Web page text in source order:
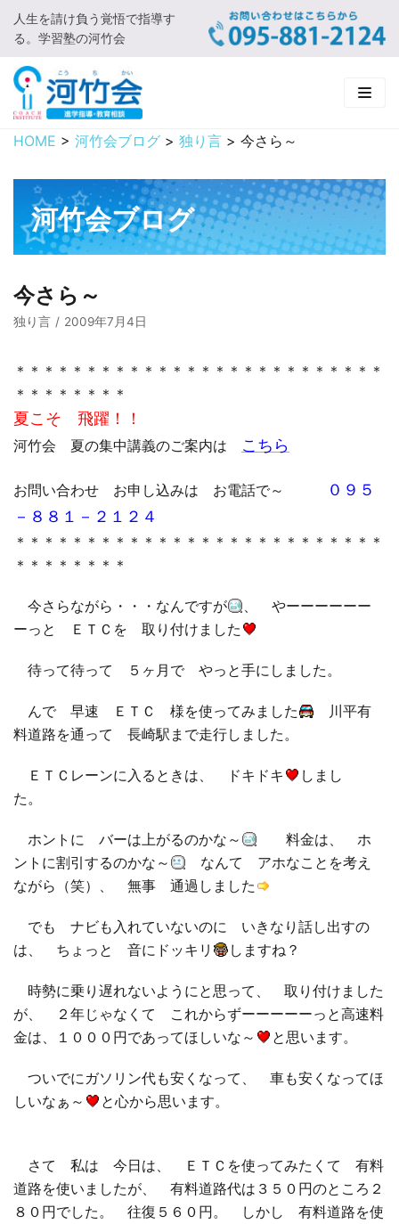
コ
ン
テ
ン
ツ
に
キ
プ
人生を請け負う覚悟で指導す
る。学習塾の河竹会
HOME
新着情報
□ お知らせ
河竹会について
□ 河竹会について
□ よくあるご質問
□ 小学部
□ 高校部
□ 有料体験指導
実 績
□ 2019年合格体験記
HOME > 河竹会ブログ > 独り言 > 今さら～
河竹会ブログ
今さら～
独り言 2009年7月4日
＊＊＊＊＊＊＊＊＊＊＊＊＊＊＊＊＊＊＊＊＊＊＊＊＊＊
＊＊＊＊＊＊＊＊
夏こそ 飛躍！！
河竹会 夏の集中講義のご案内は こちら
お問い合わせ お申し込みは お電話で～
０９５
－８８１－２１２４
＊＊＊＊＊＊＊＊＊＊＊＊＊＊＊＊＊＊＊＊＊＊＊＊＊＊
＊＊＊＊＊＊＊＊
今さらながら・・・なんですが
、 やーーーーーー
ーっと ＥＴＣを 取り付けました
待って待って ５ヶ月で やっと手にしました。
んで 早速 ＥＴＣ 様を使ってみました
川平有
料道路を通って 長崎駅まで走行しました。
ＥＴＣレーンに入るときは、 ドキドキ
しまし
た。
ホントに バーは上がるのかな～
料金は、 ホ
ントに割引するのかな～
なんて アホなことを考え
ながら（笑）、 無事 通過しました
でも ナビも入れていないのに いきなり話し出すの
は、 ちょっと 音にドッキリ
しますね？
時勢に乗り遅れないようにと思って、 取り付けました
が、 ２年じゃなくて これからずーーーーーっと高速料
金は、１０００円であってほしいな～
と思います。
ついでにガソリン代も安くなって、 車も安くなってほ
しいなぁ～
と心から思います。
さて 私は 今日は、 ＥＴＣを使ってみたくて 有料
道路を使いましたが、 有料道路代は３５０円のところ２
８０円でした。 往復５６０円。 しかし 有料道路を使